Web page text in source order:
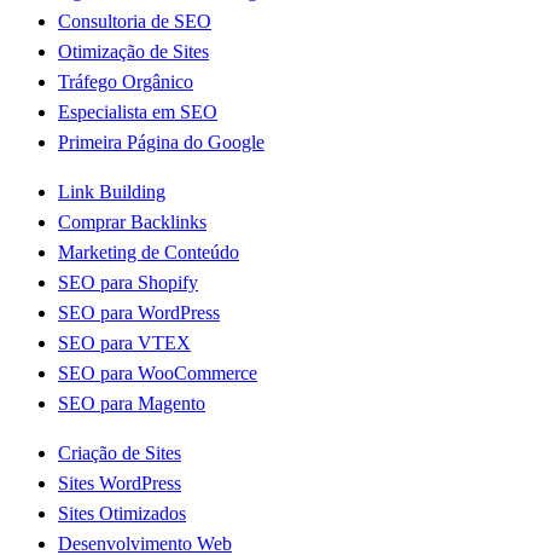
Consultoria de SEO
Otimização de Sites
Tráfego Orgânico
Especialista em SEO
Primeira Página do Google
Link Building
Comprar Backlinks
Marketing de Conteúdo
SEO para Shopify
SEO para WordPress
SEO para VTEX
SEO para WooCommerce
SEO para Magento
Criação de Sites
Sites WordPress
Sites Otimizados
Desenvolvimento Web